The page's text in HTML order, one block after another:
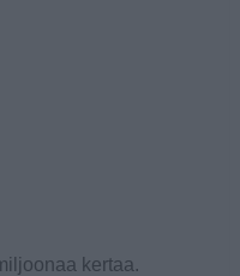
kertaa.